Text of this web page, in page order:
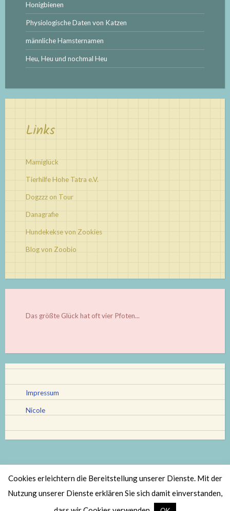
Honigbienen
Physiologische Daten von Katzen
männliche Hamsternamen
Heu, Heu und nochmal Heu
Links
Mamiglück
Tierhilfe Hohe Tatra e.V.
Dogzzz on Tour
Danagrafie
Hundekekse von Zookies
Blog von Zoobio
Das größte Glück hat oft vier Pfoten...
Impressum
Nicole
Stolz bereitgestellt von WordPress |
Theme: Scratchpad von
Cookies erleichtern die Bereitstellung unserer Dienste. Mit der
Nutzung unserer Dienste erklären Sie sich damit einverstanden,